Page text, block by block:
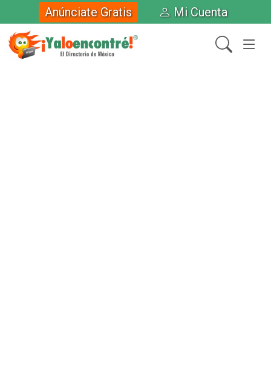
Anúnciate Gratis Mi Cuenta